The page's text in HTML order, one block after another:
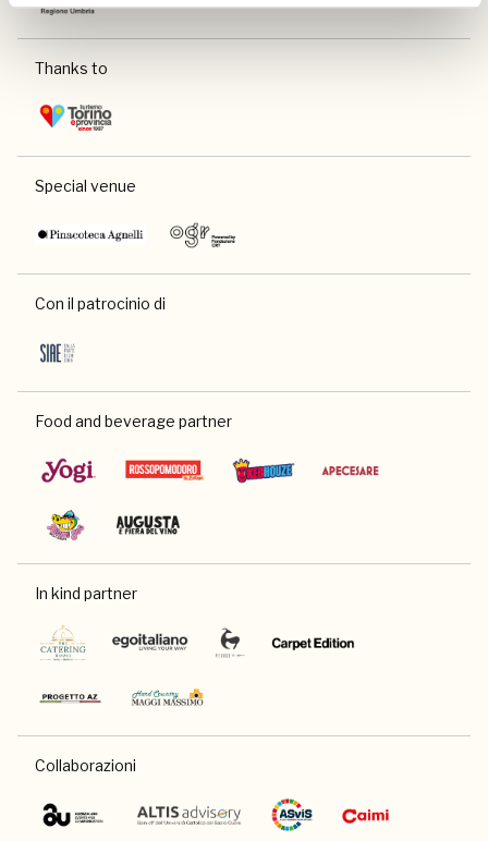
Thanks to
Special venue
Con il patrocinio di
Food and beverage partner
In kind partner
Collaborazioni